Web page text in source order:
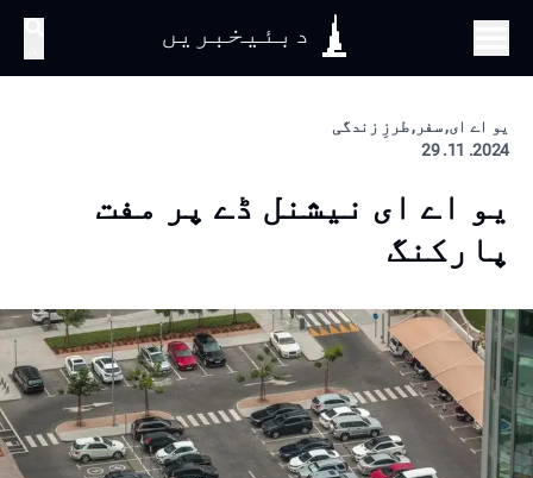
دبئیخبریں
یو اے ای, سفر, طرزِ زندگی
2024. 11. 29
یو اے ای نیشنل ڈے پر مفت
پارکنگ